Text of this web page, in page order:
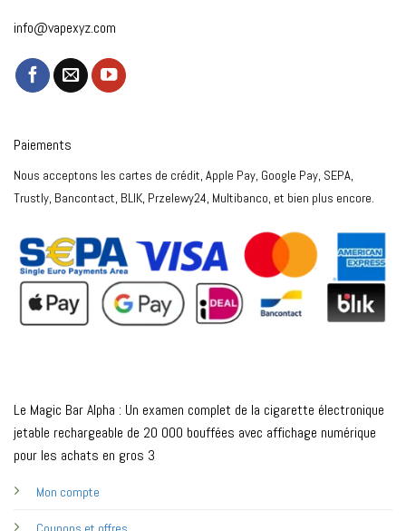
info@vapexyz.com
Le Magic Bar Alpha : Un examen complet de la cigarette électronique
jetable rechargeable de 20 000 bouffées avec affichage numérique
pour les achats en gros 3
Mon compte
Paiements
Nous acceptons les cartes de crédit, Apple Pay, Google Pay, SEPA,
Trustly, Bancontact, BLIK, Przelewy24, Multibanco, et bien plus encore.